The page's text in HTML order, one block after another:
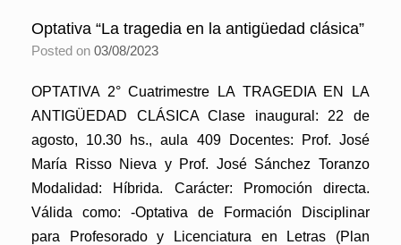
Optativa “La tragedia en la antigüedad clásica”
Posted on 03/08/2023
OPTATIVA 2° Cuatrimestre LA TRAGEDIA EN LA
ANTIGÜEDAD CLÁSICA Clase inaugural: 22 de
agosto, 10.30 hs., aula 409 Docentes: Prof. José
María Risso Nieva y Prof. José Sánchez Toranzo
Modalidad: Híbrida. Carácter: Promoción directa.
Válida como: -Optativa de Formación Disciplinar
para Profesorado y Licenciatura en Letras (Plan